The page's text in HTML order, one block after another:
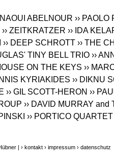
ABELNOUR ›› PAOLO
›› ZEITKRATZER ›› IDA
›› DEEP SCHROTT ›› THE
TINY BELL TRIO ››
ON THE KEYS ››
KYRIAKIDES ›› DIKNU
›› GIL SCOTT-HERON ››
›› DAVID MURRAY
›› PORTICO QUARTET
| › kontakt › impressum › datenschutz